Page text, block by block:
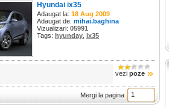
Hyundai ix35
Adaugat la: 18 Aug 2009
Adaugat de: mihai.baghina
Vizualizari: 05991
Tags: hyunday ix35
vezi poze
Mergi la pagina